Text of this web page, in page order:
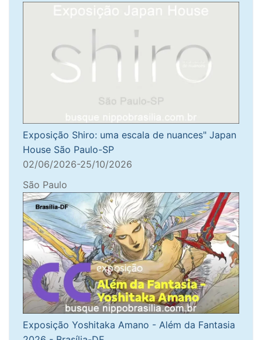
Exposição Shiro: uma escala de nuances" Japan
House São Paulo-SP
02/06/2026-25/10/2026
São Paulo
Exposição Yoshitaka Amano - Além da Fantasia